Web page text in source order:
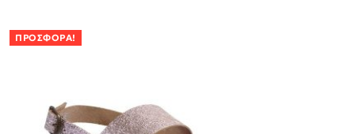
ΠΡΟΣΦΟΡΆ!